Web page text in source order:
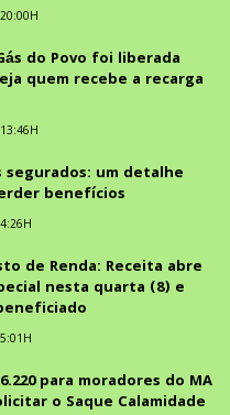
do Povo foi liberada
quem recebe a recarga
segurados: um detalhe
benefícios
de Renda: Receita abre
nesta quarta (8) e
para moradores do MA
o Saque Calamidade